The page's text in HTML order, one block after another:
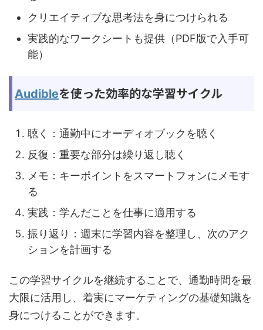
クリエイティブな思考法を身につけられる
実践的なワークシートも提供（PDF版で入手可
能）
Audibleを使った効率的な学習サイクル
聴く：通勤中にオーディオブックを聴く
反復：重要な部分は繰り返し聴く
メモ：キーポイントをスマートフォンにメモす
る
実践：学んだことを仕事に適用する
振り返り：週末に学習内容を整理し、次のアク
ションを計画する
この学習サイクルを継続することで、通勤時間を最
大限に活用し、着実にマーケティングの基礎知識を
身につけることができます。